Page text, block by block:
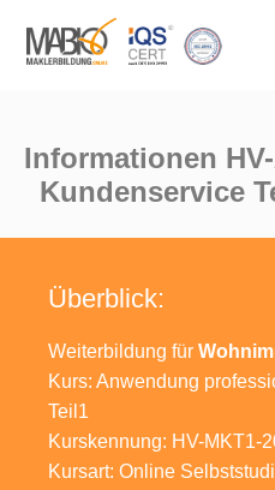
Informationen
Kundenservice
Überblick:
Weiterbildung für
Kurs: Anwendung
Teil1
Kurskennung: HV-MKT1-
Kursart: Online